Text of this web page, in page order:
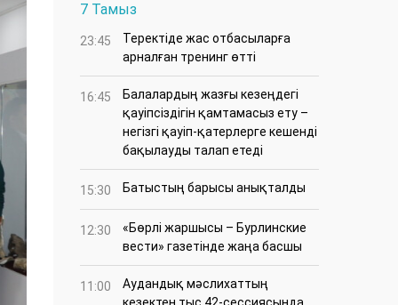
7 Тамыз
23:45
​Теректіде жас отбасыларға
арналған тренинг өтті
16:45
Балалардың жазғы кезеңдегі
қауіпсіздігін қамтамасыз ету –
негізгі қауіп-қатерлерге кешенді
бақылауды талап етеді
15:30 Батыстың барысы анықталды
12:30
«Бөрлі жаршысы – Бурлинские
вести» газетінде жаңа басшы
11:00
Аудандық мәслихаттың